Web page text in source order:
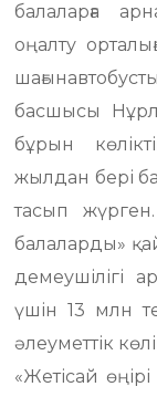
балаларға
оңалту
басшысы
бұрын
жылдан бері
тасып
балаларды»
демеушілігі
үшін 13 млн
әлеуметтік
«Жетісай